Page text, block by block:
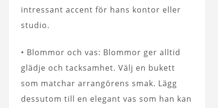
intressant accent för hans kontor eller
studio.
• Blommor och vas: Blommor ger alltid
glädje och tacksamhet. Välj en bukett
som matchar arrangörens smak. Lägg
dessutom till en elegant vas som han kan